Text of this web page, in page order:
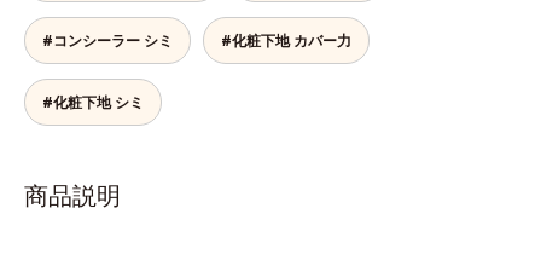
#コンシーラー シミ #化粧下地 カバー力
#化粧下地 シミ
商品説明